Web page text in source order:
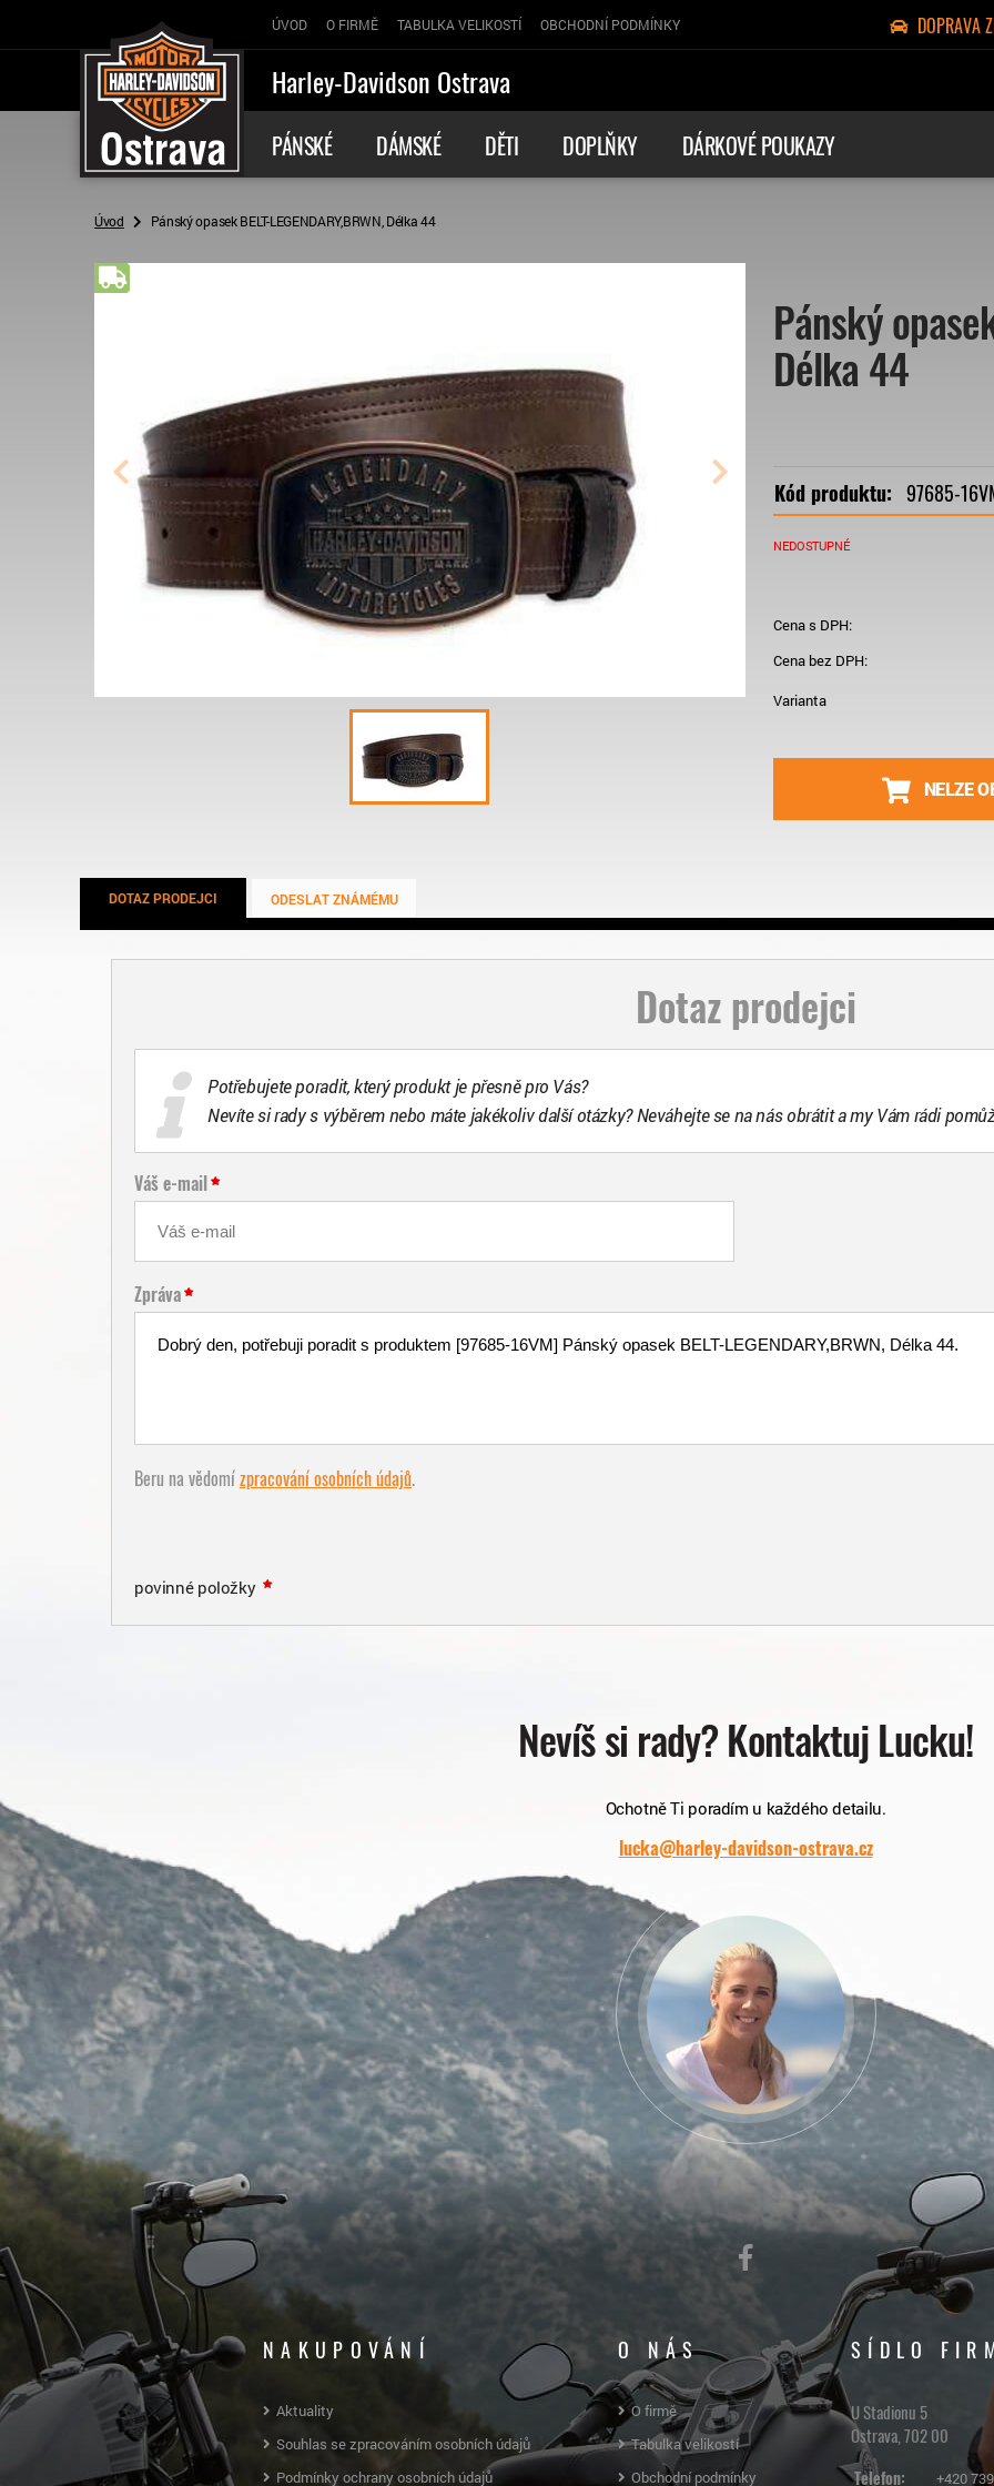
ÚVOD O FIRMĚ TABULKA VELIKOSTÍ OBCHODNÍ PODMÍNKY DOPRAVA
Harley-Davidson Ostrava
PÁNSKÉ DÁMSKÉ DĚTI DOPLŇKY DÁRKOVÉ POUKAZY
Úvod Pánský opasek BELT-LEGENDARY,BRWN, Délka 44
Pánský
Délka 44
Doprava zdarma
Kód produktu: 97685-
NEDOSTUPNÉ
Cena s DPH:
Cena bez DPH:
Varianta
NELZE
DOTAZ PRODEJCI ODESLAT ZNÁMÉMU
Dotaz prodejci
Potřebujete poradit, který produkt je přesně pro Vás?
Nevíte si rady s výběrem nebo máte jakékoliv další otázky? Neváhejte se na nás obrátit a my Vám rádi
Váš e-mail
Zpráva
Beru na vědomízpracování osobních údajů.
povinné položky
Nevíš si rady? Kontaktuj Lucku!
Ochotně Ti poradím u každého detailu.
lucka@harley-davidson-ostrava.cz
NAKUPOVÁNÍ
Aktuality
Souhlas se zpracováním osobních údajů
Podmínky ochrany osobních údajů
O NÁS
O firmě
Tabulka velikostí
Obchodní podmínky
SÍDLO
U Stadionu 5
Ostrava, 702 00
Telefon:
+420